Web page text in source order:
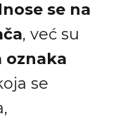
se na
, već su
se